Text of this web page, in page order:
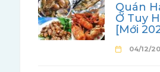
Quán
Ở Tuy
[Mới
04/12/